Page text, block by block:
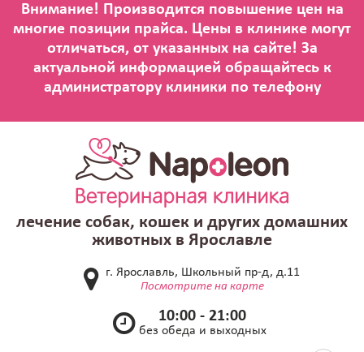
лечение собак, кошек и других домашних
животных в Ярославле
г. Ярославль, Школьный пр-д, д.11
Посмотрите на карте
10:00 - 21:00
без обеда и выходных